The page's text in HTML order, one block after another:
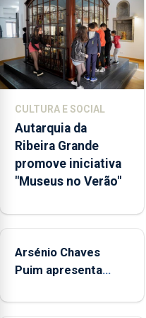
violência
doméstica,
através
da
promoção
competências
pessoais,
emocionais
e
sociais
das
CULTURA E SOCIAL
Autarquia da
Ribeira Grande
promove iniciativa
"Museus no Verão"
Arsénio Chaves
Puim apresenta
de Vila do Porto